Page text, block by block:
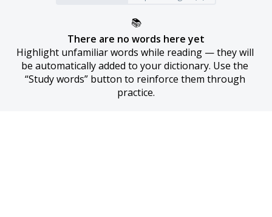
📚
There are no words here yet
Highlight unfamiliar words while reading — they will
be automatically added to your dictionary. Use the
“Study words” button to reinforce them through
practice.